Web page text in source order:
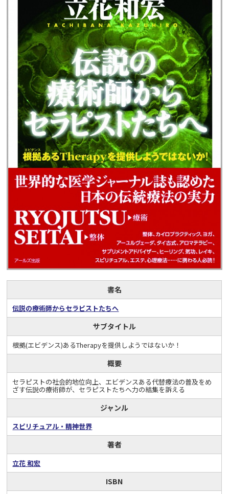
書名
伝説の療術師からセラピストたちへ
サブタイトル
根拠(エビデンス)あるTherapyを提供しようではないか！
概要
セラピストの社会的地位向上、エビデンスある代替療法の普及をめ
ざす伝説の療術師が、セラピストたちへ力の結集を訴える
ジャンル
スピリチュアル・精神世界
著者
立花 和宏
ISBN